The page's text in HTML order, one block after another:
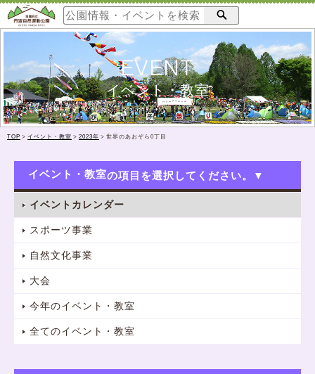
EVENT
イベント・教室
TOP > イベント・教室 > 2023年 > 世界のあおぞら0丁目
イベント・教室
イベントカレンダー
スポーツ事業
自然文化事業
大会
今年のイベント・教室
全てのイベント・教室